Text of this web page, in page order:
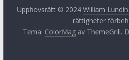
Upphovsrätt © 2024William
rättigheter
Tema: ColorMag av ThemeGrill.